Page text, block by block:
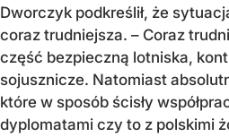
Dworczyk podkreślił, że
coraz trudniejsza. – Coraz
część bezpieczną lotniska,
sojusznicze. Natomiast
które w sposób ścisły
dyplomatami czy to z polskimi